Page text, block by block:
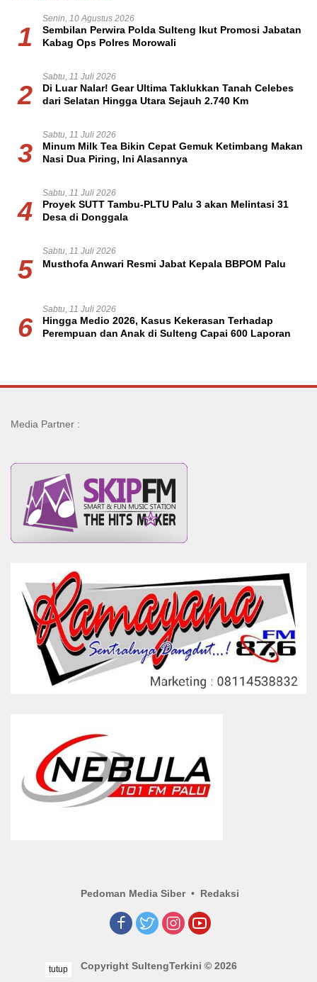
1
Senin, 10 Agustus 2026
Sembilan Perwira Polda Sulteng Ikut Promosi Jabatan
Kabag Ops Polres Morowali
2
Sabtu, 11 Juli 2026
Di Luar Nalar! Gear Ultima Taklukkan Tanah Celebes
dari Selatan Hingga Utara Sejauh 2.740 Km
3
Sabtu, 11 Juli 2026
Minum Milk Tea Bikin Cepat Gemuk Ketimbang Makan
Nasi Dua Piring, Ini Alasannya
4
Sabtu, 11 Juli 2026
Proyek SUTT Tambu-PLTU Palu 3 akan Melintasi 31
Desa di Donggala
5
Sabtu, 11 Juli 2026
Musthofa Anwari Resmi Jabat Kepala BBPOM Palu
6
Sabtu, 11 Juli 2026
Hingga Medio 2026, Kasus Kekerasan Terhadap
Perempuan dan Anak di Sulteng Capai 600 Laporan
Media Partner :
Pedoman Media Siber Redaksi
Copyright SultengTerkini © 2026
tutup